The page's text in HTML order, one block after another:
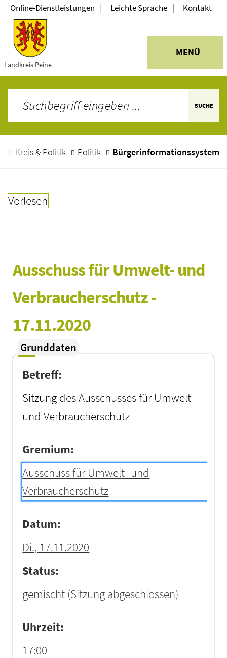
Landkreis Peine
MENÜ
Online-Dienstleistungen | Leichte Sprache | Kontakt
SUCHE
Kreis & Politik Politik Bürgerinformationssystem
Vorlesen
Ausschuss für Umwelt- und
Verbraucherschutz -
17.11.2020
Grunddaten
Betreff:
Sitzung des Ausschusses für Umwelt-
und Verbraucherschutz
Gremium:
Ausschuss für Umwelt- und
Verbraucherschutz
Datum:
Di., 17.11.2020
Status:
gemischt (Sitzung abgeschlossen)
Uhrzeit:
17:00